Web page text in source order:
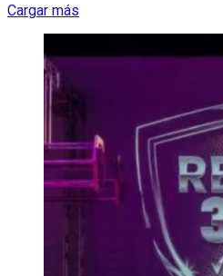
Cargar más